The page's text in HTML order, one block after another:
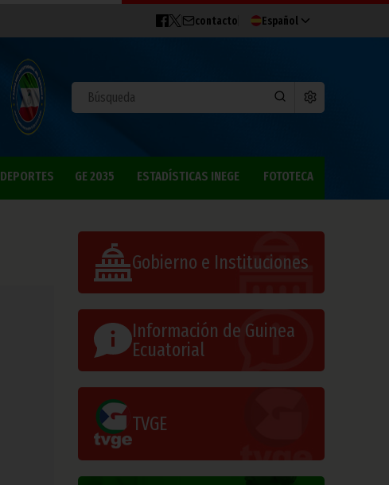
contacto Español
DEPORTES GE 2035 ESTADÍSTICAS INEGE FOTOTECA
Gobierno e Instituciones
Información de Guinea
Ecuatorial
TVGE